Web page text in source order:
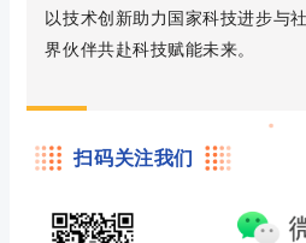
以技术创新助力国家科技进步与
界伙伴共赴科技赋能未来。
扫码关注我们